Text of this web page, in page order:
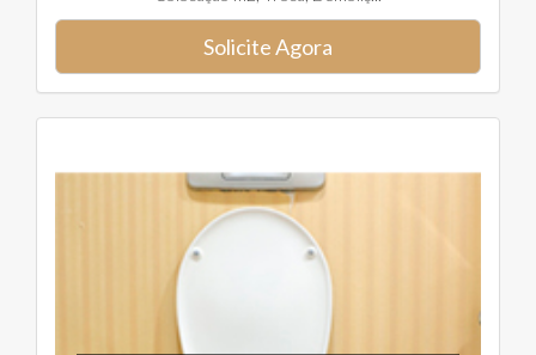
Solicite Agora